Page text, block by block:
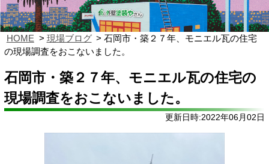
HOME 現場ブログ
石岡市・築２７年、モニエル瓦の住宅
の現場調査をおこないました。
石岡市・築２７年、モニエル瓦の住宅の
現場調査をおこないました。
更新日時:2022年06月02日